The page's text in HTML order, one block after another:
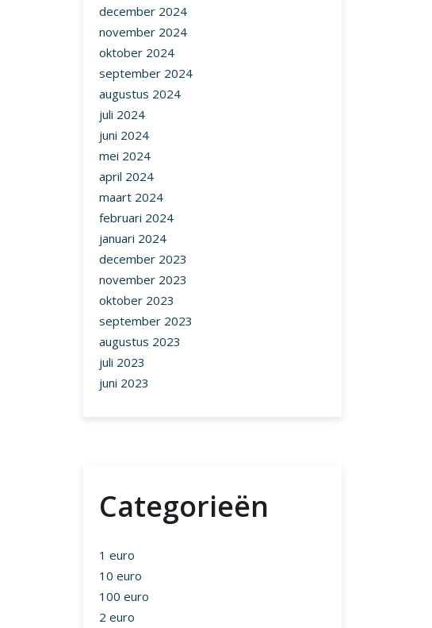
december 2024
november 2024
oktober 2024
september 2024
augustus 2024
juli 2024
juni 2024
mei 2024
april 2024
maart 2024
februari 2024
januari 2024
december 2023
november 2023
oktober 2023
september 2023
augustus 2023
juli 2023
juni 2023
Categorieën
1 euro
10 euro
100 euro
2 euro